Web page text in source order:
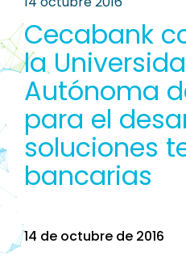
Cecabank
la
Autónoma
para el
soluciones
bancarias
14 de octubre de 2016